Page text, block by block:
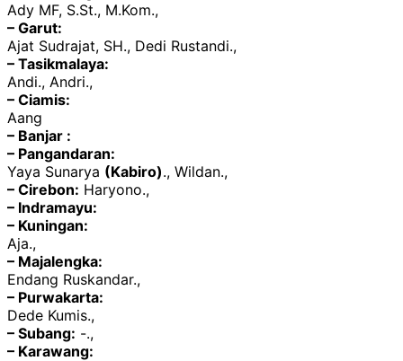
Ady MF, S.St., M.Kom.,
– Garut:
Ajat Sudrajat, SH., Dedi Rustandi.,
– Tasikmalaya:
Andi., Andri.,
– Ciamis:
Aang
– Banjar :
– Pangandaran:
Yaya Sunarya (Kabiro)., Wildan.,
– Cirebon: Haryono.,
– Indramayu:
– Kuningan:
Aja.,
– Majalengka:
Endang Ruskandar.,
– Purwakarta:
Dede Kumis.,
– Subang: -.,
– Karawang: